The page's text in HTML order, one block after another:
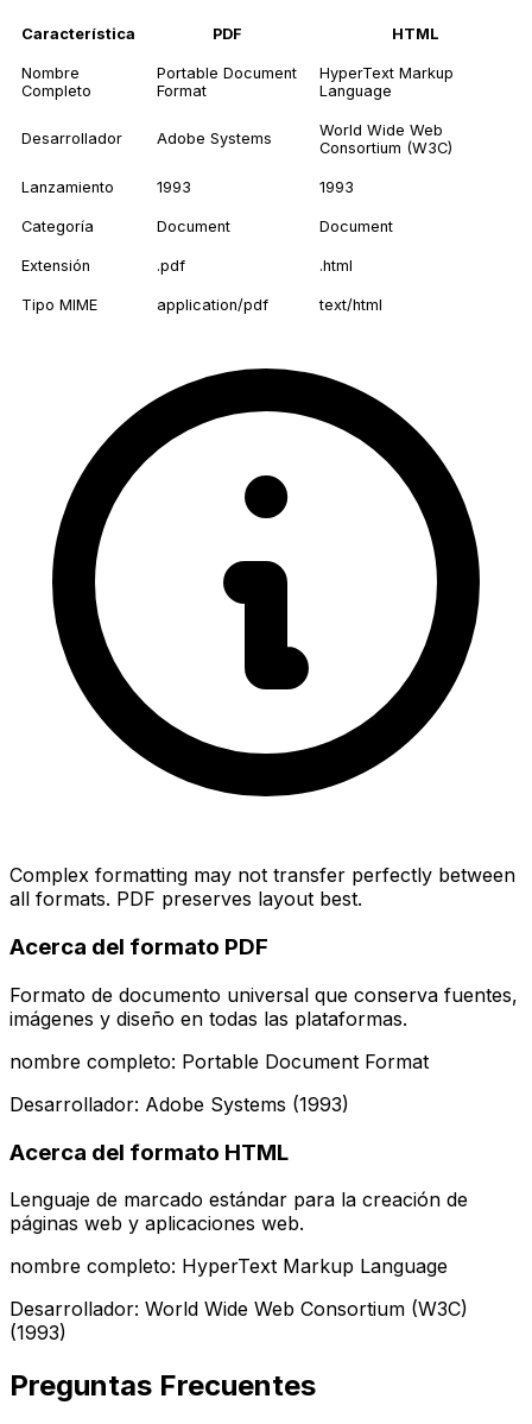
Característica PDF HTML
Nombre
Completo
Portable Document
Format
HyperText Markup
Language
Desarrollador Adobe Systems
World Wide Web
Consortium (W3C)
Lanzamiento 1993 1993
Categoría Document Document
Extensión .pdf .html
Tipo MIME application/pdf text/html
Complex formatting may not transfer perfectly between
all formats. PDF preserves layout best.
Acerca del formato PDF
Formato de documento universal que conserva fuentes,
imágenes y diseño en todas las plataformas.
nombre completo: Portable Document Format
Desarrollador: Adobe Systems (1993)
Acerca del formato HTML
Lenguaje de marcado estándar para la creación de
páginas web y aplicaciones web.
nombre completo: HyperText Markup Language
Desarrollador: World Wide Web Consortium (W3C)
(1993)
Preguntas Frecuentes